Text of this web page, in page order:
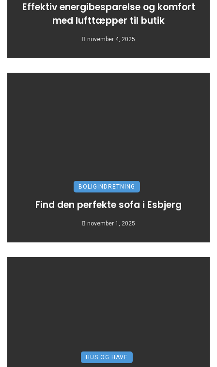
Effektiv energibesparelse og komfort
med lufttæpper til butik
november 4, 2025
BOLIGINDRETNING
Find den perfekte sofa i Esbjerg
november 1, 2025
HUS OG HAVE